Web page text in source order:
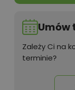
Umów
Zależy Ci na
terminie?